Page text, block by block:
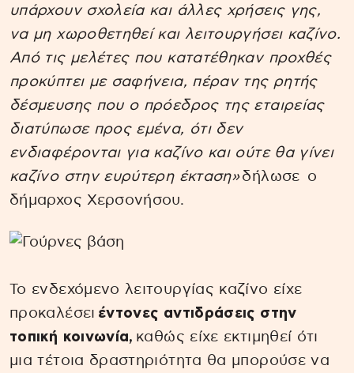
υπάρχουν σχολεία και άλλες χρήσεις γης,
να μη χωροθετηθεί και λειτουργήσει καζίνο.
Από τις μελέτες που κατατέθηκαν προχθές
προκύπτει με σαφήνεια, πέραν της ρητής
δέσμευσης που ο πρόεδρος της εταιρείας
διατύπωσε προς εμένα, ότι δεν
ενδιαφέρονται για καζίνο και ούτε θα γίνει
καζίνο στην ευρύτερη έκταση»δήλωσε ο
δήμαρχος Χερσονήσου.
Το ενδεχόμενο λειτουργίας καζίνο είχε
προκαλέσει έντονες αντιδράσεις στην
τοπική κοινωνία, καθώς είχε εκτιμηθεί ότι
μια τέτοια δραστηριότητα θα μπορούσε να